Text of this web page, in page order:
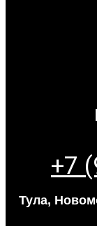
+7
Тула,